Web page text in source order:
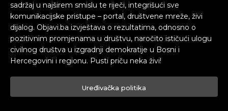
sadržaj u najširem smislu te riječi, integrišući sve
komunikacijske pristupe – portal, društvene mreže, živi
dijalog. Objavi.ba izvještava o rezultatima, odnosno o
pozitivnim promjenama u društvu, naročito ističući ulogu
civilnog društva u izgradnji demokratije u Bosni i
Hercegovini i regionu. Pusti priču neka živi!
Uređivačka politika